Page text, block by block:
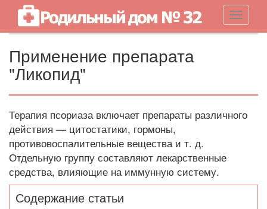
Применение препарата
"Ликопид"
Терапия псориаза включает препараты различного
действия — цитостатики, гормоны,
противовоспалительные вещества и т. д.
Отдельную группу составляют лекарственные
средства, влияющие на иммунную систему.
Содержание статьи